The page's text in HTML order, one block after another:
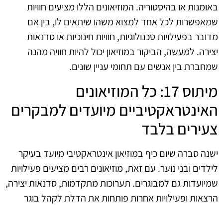
באומנות או בהיסטוריה. המוזיאונים הללו מציעים חוויות
שמאפשרות לכל אחד למצוא משהו שיתאים לו, בין אם
מדובר בפעילויות טכנולוגיות, חוויות חינוכיות או סדנאות
יצירה. למעשה, הביקור במוזיאון יכול להיות חוויה מהנה
שמחברת בין אנשים עם תחומי עניין שונים.
מיתוס 17: כל המוזיאונים
האינטראקטיביים מיועדים למבקרים
צעירים בלבד
ישנה סברה שיום כיף במוזיאון אינטראקטיבי מיועד בעיקר
לילדים ובני נוער. עם זאת, מוזיאונים רבים מציעים פעילויות
שמיועדות גם למבוגרים. תערוכות מתקדמות, סדנאות יצירה,
הרצאות ופעילויות אחרות פותחות את הדלת לקהל בוגר